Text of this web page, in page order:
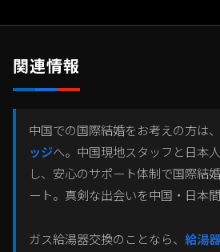
関連情報
中国での国際結婚をお考えの方は、
ッジへ。中国現地スタッフと日本
し、安心のサポート体制で国際結
ート。真剣な出会いを中国・日本間
ガス給湯器交換のことなら、 給湯